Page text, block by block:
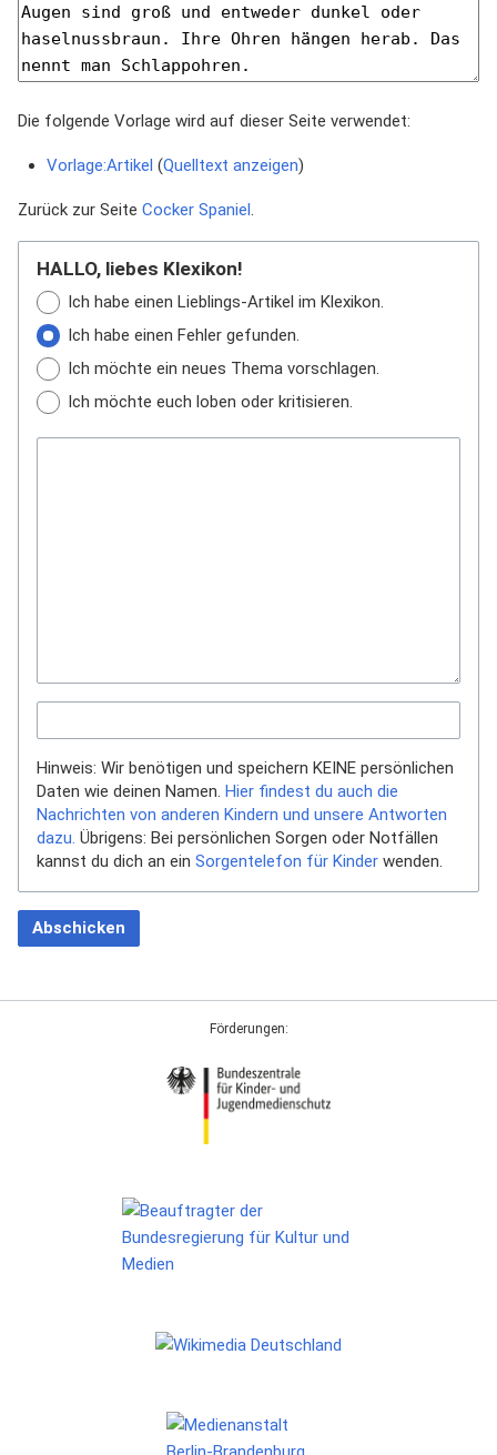
Die folgende Vorlage wird auf dieser Seite verwendet:
Vorlage:Artikel (Quelltext anzeigen)
Zurück zur Seite Cocker Spaniel.
HALLO, liebes Klexikon!
Ich habe einen Lieblings-Artikel im Klexikon.
Ich habe einen Fehler gefunden.
Ich möchte ein neues Thema vorschlagen.
Ich möchte euch loben oder kritisieren.
Hinweis: Wir benötigen und speichern KEINE persönlichen
Daten wie deinen Namen. Hier findest du auch die
Nachrichten von anderen Kindern und unsere Antworten
dazu. Übrigens: Bei persönlichen Sorgen oder Notfällen
kannst du dich an ein Sorgentelefon für Kinder wenden.
Abschicken
Förderungen: